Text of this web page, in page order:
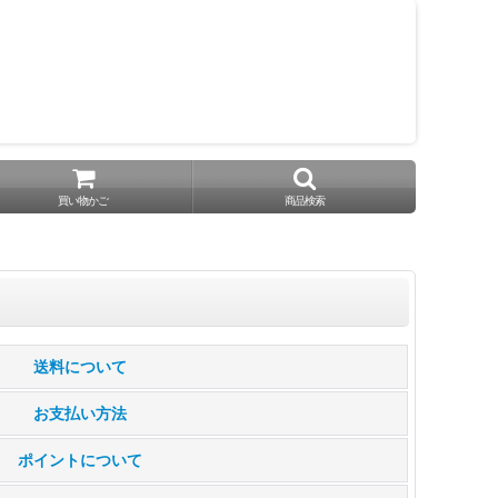
買い物かご 商品検索
送料について
お支払い方法
ポイントについて